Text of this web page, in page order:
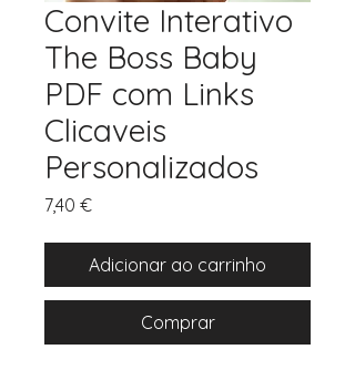
Convite Interativo
The Boss Baby
PDF com Links
Clicaveis
Personalizados
7,40 €Preço
Adicionar ao carrinho
Comprar